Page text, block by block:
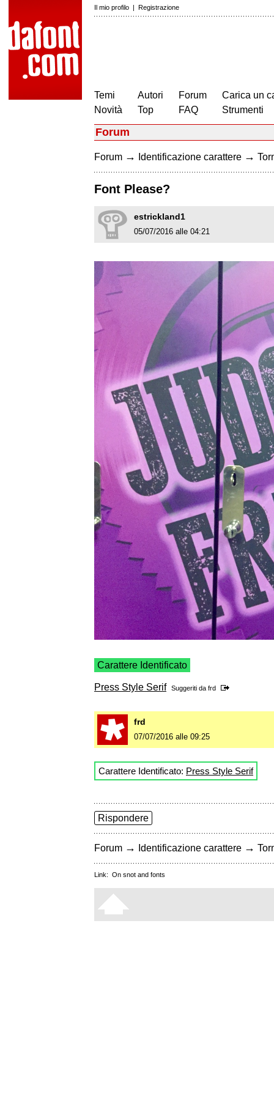
Il mio profilo | Registrazione
Temi
Novità
Autori
Top
Forum
FAQ
Carica un
Strumenti
Forum
Forum → Identificazione carattere →
Font Please?
estrickland1
05/07/2016 alle 04:21
Carattere Identificato
Press Style Serif Suggeriti da frd
frd
07/07/2016 alle 09:25
Carattere Identificato: Press Style Serif
Rispondere
Forum → Identificazione carattere →
Link: On snot and fonts